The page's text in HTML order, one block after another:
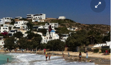
DE
IT
ES